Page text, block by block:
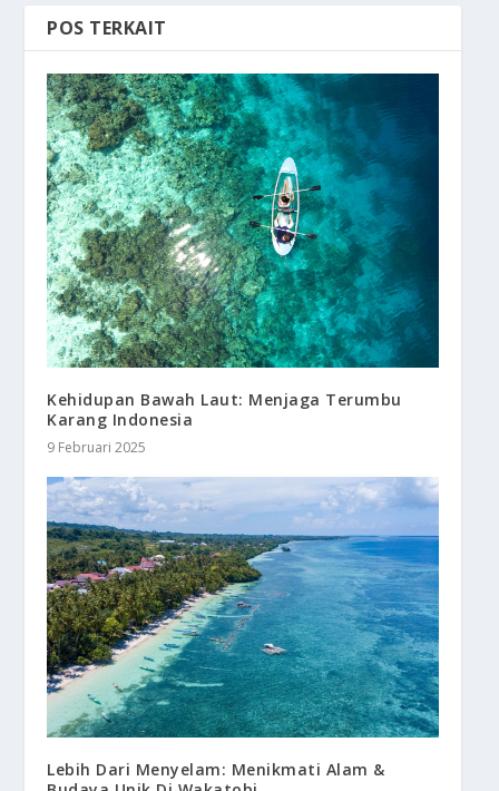
POS TERKAIT
Kehidupan Bawah Laut: Menjaga Terumbu
Karang Indonesia
9 Februari 2025
Lebih Dari Menyelam: Menikmati Alam &